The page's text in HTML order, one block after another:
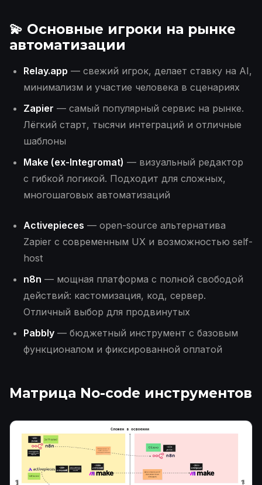
💫 Основные игроки на рынке
автоматизации
Relay.app — свежий игрок, делает ставку на AI,
минимализм и участие человека в сценариях
Zapier — самый популярный сервис на рынке.
Лёгкий старт, тысячи интеграций и отличные
шаблоны
Make (ex-Integromat) — визуальный редактор
с гибкой логикой. Подходит для сложных,
многошаговых автоматизаций
Activepieces — open-source альтернатива
Zapier с современным UX и возможностью self-
host
n8n — мощная платформа с полной свободой
действий: кастомизация, код, сервер.
Отличный выбор для продвинутых
Pabbly — бюджетный инструмент с базовым
функционалом и фиксированной оплатой
Матрица No-code инструментов